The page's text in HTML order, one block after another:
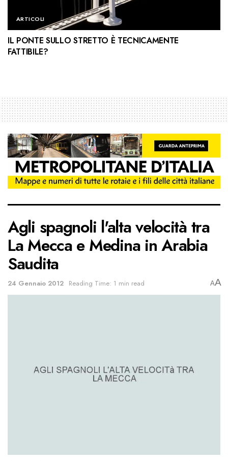
ARTICOLI
IL PONTE SULLO STRETTO È TECNICAMENTE
FATTIBILE?
Agli spagnoli l'alta velocità tra
La Mecca e Medina in Arabia
Saudita
24 Gennaio 2012 Reading Time: 1 min read AA